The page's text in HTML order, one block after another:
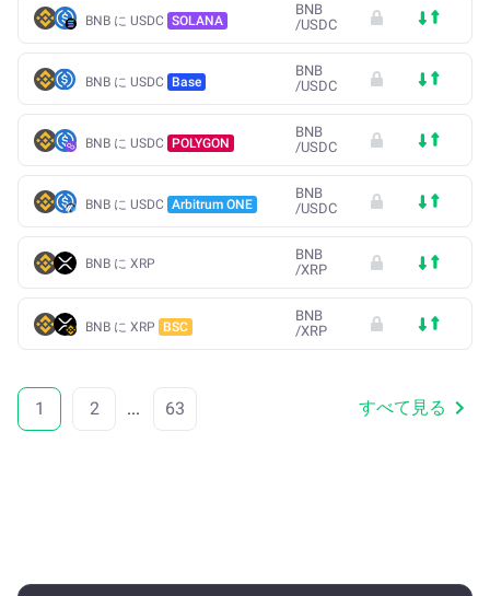
BNB に USDC SOLANA
BNB
/USDC
BNB に USDC Base
BNB
/USDC
BNB に USDC POLYGON
BNB
/USDC
BNB に USDC Arbitrum ONE
BNB
/USDC
BNB に XRP
BNB
/XRP
BNB に XRP BSC
BNB
/XRP
1 2 ... 63 すべて見る